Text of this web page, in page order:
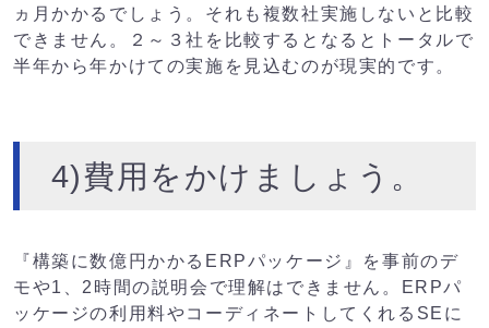
ヵ月かかるでしょう。それも複数社実施しないと比較
できません。２～３社を比較するとなるとトータルで
半年から年かけての実施を見込むのが現実的です。
4)費用をかけましょう。
『構築に数億円かかるERPパッケージ』を事前のデ
モや1、2時間の説明会で理解はできません。ERPパ
ッケージの利用料やコーディネートしてくれるSEに